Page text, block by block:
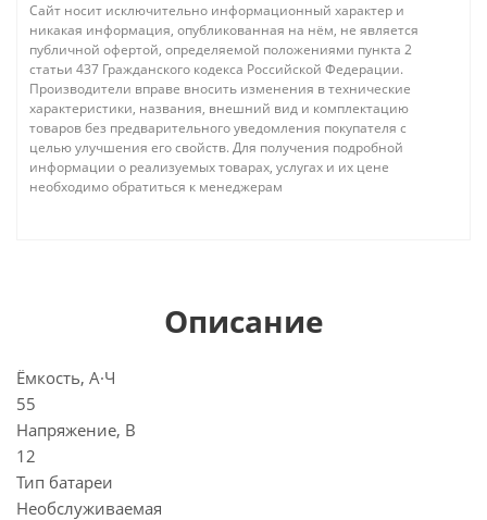
Сайт носит исключительно информационный характер и
никакая информация, опубликованная на нём, не является
публичной офертой, определяемой положениями пункта 2
статьи 437 Гражданского кодекса Российской Федерации.
Производители вправе вносить изменения в технические
характеристики, названия, внешний вид и комплектацию
товаров без предварительного уведомления покупателя с
целью улучшения его свойств. Для получения подробной
информации о реализуемых товарах, услугах и их цене
необходимо обратиться к менеджерам
Описание
Ёмкость, А·Ч
55
Напряжение, В
12
Тип батареи
Необслуживаемая